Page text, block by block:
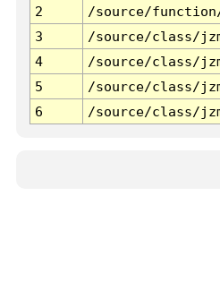
2
/source/
3
/source/class/
4
/source/class/
5
/source/class/
6
/source/class/